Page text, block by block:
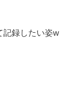
記録したい姿w